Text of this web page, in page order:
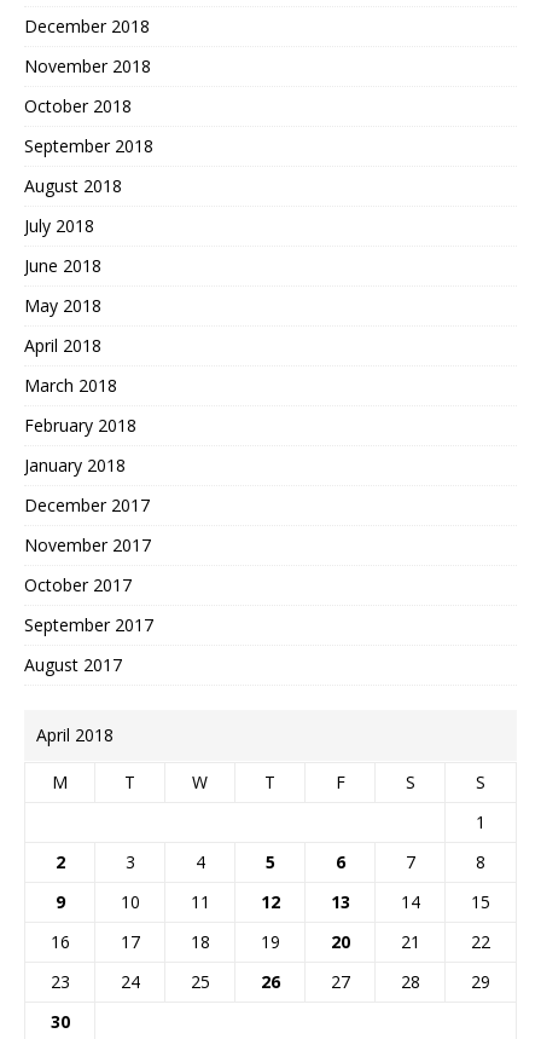
December 2018
November 2018
October 2018
September 2018
August 2018
July 2018
June 2018
May 2018
April 2018
March 2018
February 2018
January 2018
December 2017
November 2017
October 2017
September 2017
August 2017
April 2018
M T W T F S
S
1
2
3 4 5 6 7
8
9
10 11 12 13 14
15
16
17 18 19 20 21
22
23
24 25 26 27 28
29
30